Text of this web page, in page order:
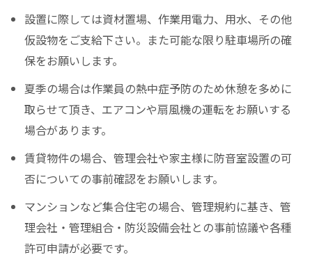
設置に際しては資材置場、作業用電力、用水、その他
仮設物をご支給下さい。また可能な限り駐車場所の確
保をお願いします。
夏季の場合は作業員の熱中症予防のため休憩を多めに
取らせて頂き、エアコンや扇風機の運転をお願いする
場合があります。
賃貸物件の場合、管理会社や家主様に防音室設置の可
否についての事前確認をお願いします。
マンションなど集合住宅の場合、管理規約に基き、管
理会社・管理組合・防災設備会社との事前協議や各種
許可申請が必要です。